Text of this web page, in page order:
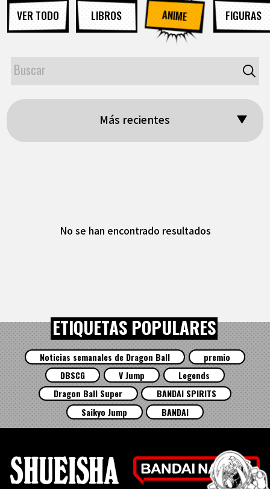
VER TODO LIBROS ANIME FIGURAS
Más recientes
No se han encontrado resultados
ETIQUETAS POPULARES
Noticias semanales de Dragon Ball
premio
DBSCG
V Jump
Legends
Dragon Ball Super
BANDAI SPIRITS
Saikyo Jump
BANDAI